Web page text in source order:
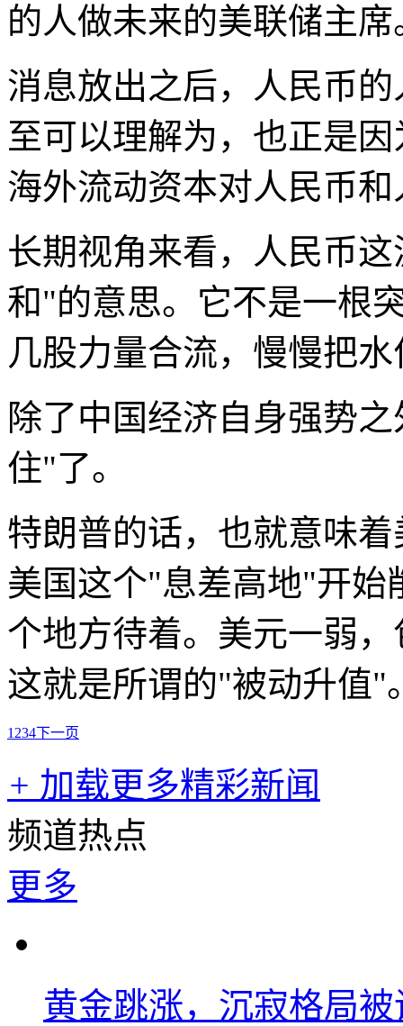
的人做未来的美联储主席
消息放出之后，人民币
至可以理解为，也正是
海外流动资本对人民币
长期视角来看，人民币
和"的意思。它不是一根
几股力量合流，慢慢把
除了中国经济自身强势
住"了。
特朗普的话，也就意味
美国这个"息差高地"开始
个地方待着。美元一弱
这就是所谓的"被动升值"
1 234下一页
+ 加载更多精彩新闻
频道热点
更多
黄金跳涨，沉寂格局